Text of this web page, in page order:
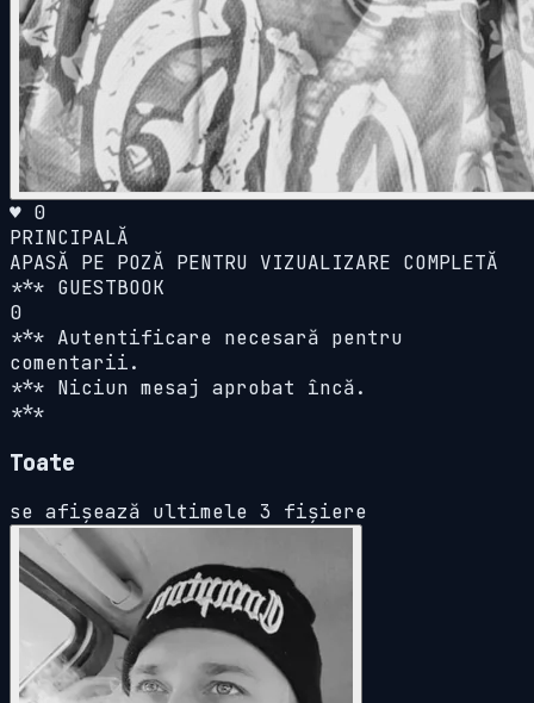
♥ 0
PRINCIPALĂ
APASĂ PE POZĂ PENTRU VIZUALIZARE COMPLETĂ
*** GUESTBOOK
0
*** Autentificare necesară pentru
comentarii.
*** Niciun mesaj aprobat încă.
***
Toate
se afișează ultimele 3 fișiere